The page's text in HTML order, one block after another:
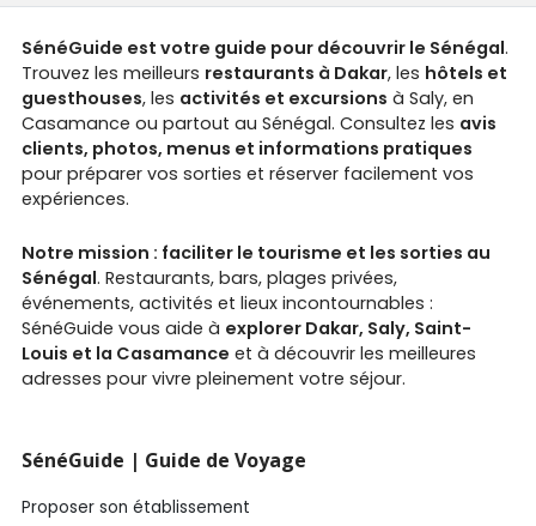
SénéGuide est votre guide pour découvrir le Sénégal.
Trouvez les meilleurs restaurants à Dakar, les hôtels et
guesthouses, les activités et excursions à Saly, en
Casamance ou partout au Sénégal. Consultez les avis
clients, photos, menus et informations pratiques
pour préparer vos sorties et réserver facilement vos
expériences.
Notre mission : faciliter le tourisme et les sorties au
Sénégal. Restaurants, bars, plages privées,
événements, activités et lieux incontournables :
SénéGuide vous aide à explorer Dakar, Saly, Saint-
Louis et la Casamance et à découvrir les meilleures
adresses pour vivre pleinement votre séjour.
SénéGuide | Guide de Voyage
Proposer son établissement